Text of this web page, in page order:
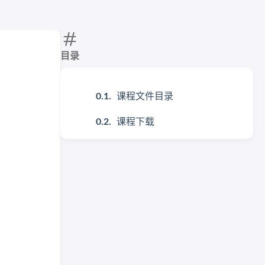
目录
课程文件目录
课程下载